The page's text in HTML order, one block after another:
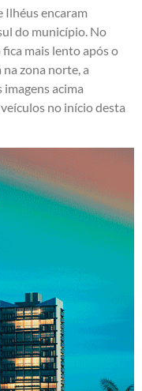
Ilhéus encaram
do município. No
mais lento após o
zona norte, a
acima
no início desta